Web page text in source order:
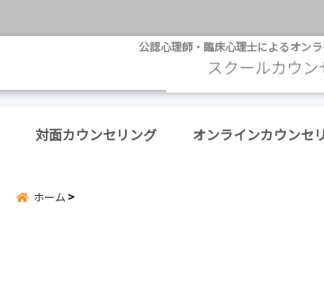
公認心理師・臨床心理士によるオン
対面カウンセリング オンラインカウンセ
ホーム